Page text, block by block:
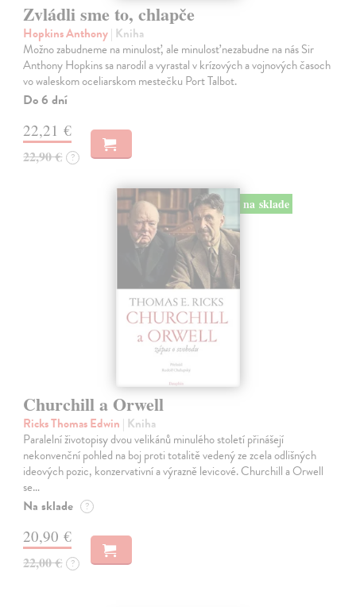
Zvládli sme to, chlapče
Hopkins Anthony| Kniha
Možno zabudneme na minulosť, ale minulosť nezabudne na nás Sir
Anthony Hopkins sa narodil a vyrastal v krízových a vojnových časoch
vo waleskom oceliarskom mestečku Port Talbot.
Do 6 dní
22,21 €
22,90 € ?
na sklade
Churchill a Orwell
Ricks Thomas Edwin | Kniha
Paralelní životopisy dvou velikánů minulého století přinášejí
nekonvenční pohled na boj proti totalitě vedený ze zcela odlišných
ideových pozic, konzervativní a výrazně levicové. Churchill a Orwell
se…
Na sklade ?
20,90 €
22,00 € ?